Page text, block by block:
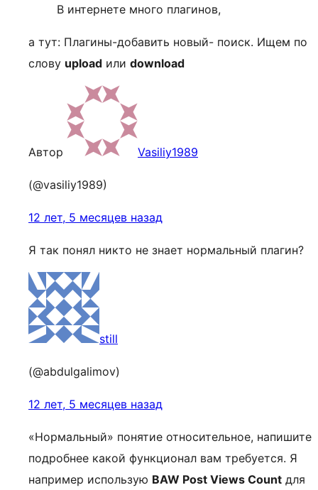
В интернете много плагинов,
а тут: Плагины-добавить новый- поиск. Ищем по
слову upload или download
Автор Vasiliy1989
(@vasiliy1989)
12 лет, 5 месяцев назад
Я так понял никто не знает нормальный плагин?
still
(@abdulgalimov)
12 лет, 5 месяцев назад
«Нормальный» понятие относительное, напишите
подробнее какой функционал вам требуется. Я
например использую BAW Post Views Count для